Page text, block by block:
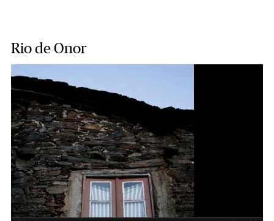
Rio de Onor